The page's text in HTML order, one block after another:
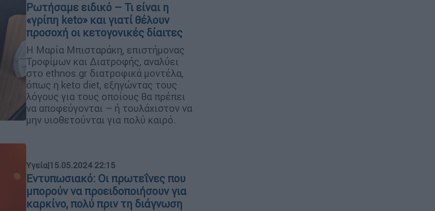
Ρωτήσαμε ειδικό – Τι είναι η
«γρίπη keto» και γιατί θέλουν
προσοχή οι κετογονικές δίαιτες
Η Μαρία Μπισταράκη, επιστήμονας
Τροφίμων και Διατροφής, αναλύει
στο ethnos.gr διατροφικά μοντέλα,
όπως η keto diet, εξηγώντας τους
λόγους για τους οποίους θα πρέπει
να αποφεύγονται – ή τουλάχιστον να
μην υιοθετούνται για πολύ καιρό.
Υγεία|15.05.2024 22:15
Εντυπωσιακό: Οι πρωτεΐνες που
μπορούν να προειδοποιήσουν για
καρκίνο, πολύ πριν τη διάγνωση